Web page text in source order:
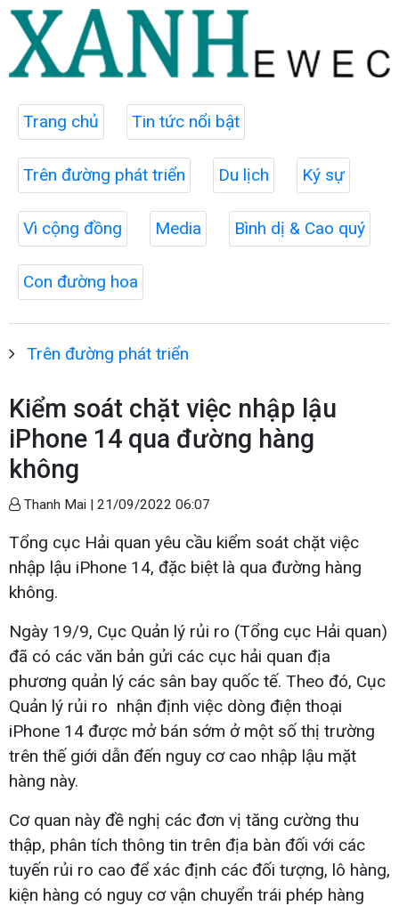
Trang chủ Tin tức nổi bật
Trên đường phát triển Du lịch Ký sự
Vì cộng đồng Media Bình dị & Cao quý
Con đường hoa
Trên đường phát triển
Kiểm soát chặt việc nhập lậu
iPhone 14 qua đường hàng
không
Thanh Mai | 21/09/2022 06:07
Tổng cục Hải quan yêu cầu kiểm soát chặt việc
nhập lậu iPhone 14, đặc biệt là qua đường hàng
không.
Ngày 19/9, Cục Quản lý rủi ro (Tổng cục Hải quan)
đã có các văn bản gửi các cục hải quan địa
phương quản lý các sân bay quốc tế. Theo đó, Cục
Quản lý rủi ro nhận định việc dòng điện thoại
iPhone 14 được mở bán sớm ở một số thị trường
trên thế giới dẫn đến nguy cơ cao nhập lậu mặt
hàng này.
Cơ quan này đề nghị các đơn vị tăng cường thu
thập, phân tích thông tin trên địa bàn đối với các
tuyến rủi ro cao để xác định các đối tượng, lô hàng,
kiện hàng có nguy cơ vận chuyển trái phép hàng